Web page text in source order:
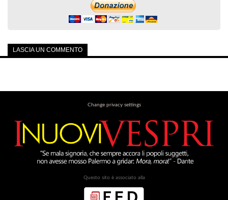
LASCIA UN COMMENTO
Change privacy settings
Questo sito è associato alla